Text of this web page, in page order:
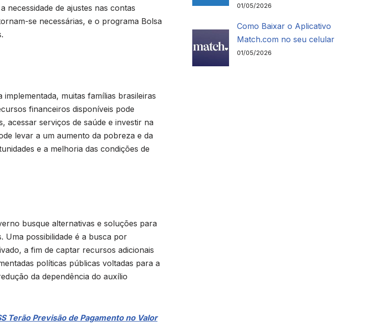
necessidade de ajustes nas contas
se necessárias, e o programa Bolsa
muitas famílias brasileiras
financeiros disponíveis pode
acessar serviços de saúde e investir na
levar a um aumento da pobreza e da
e a melhoria das condições de
busque alternativas e soluções para
Uma possibilidade é a busca por
a fim de captar recursos adicionais
políticas públicas voltadas para a
da dependência do auxílio
Terão Previsão de Pagamento no Valor
01/05/2026
Como Baixar o Aplicativo
Match.com no seu celular
01/05/2026